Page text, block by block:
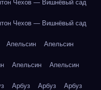
Чехов — Вишнёвый сад
Чехов — Вишнёвый сад
Апельсин Апельсин
Апельсин Апельсин
Арбуз Арбуз Арбуз